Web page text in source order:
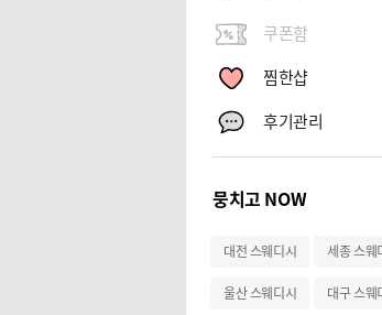
쿠폰함
찜한샵
후기관리
뭉치고 NOW
대전 스웨디시 세종 스웨
울산 스웨디시 대구 스웨